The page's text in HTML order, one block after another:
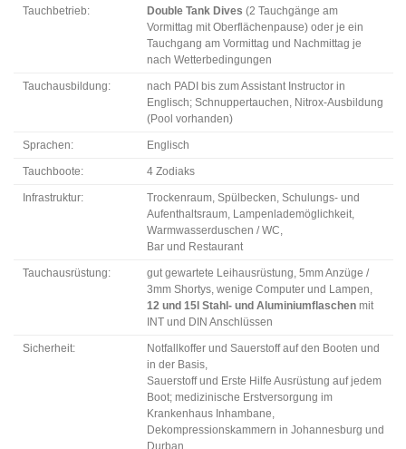
Tauchbetrieb: Double Tank Dives (2 Tauchgänge am
Vormittag mit Oberflächenpause) oder je ein
Tauchgang am Vormittag und Nachmittag je
nach Wetterbedingungen
Tauchausbildung:
nach PADI bis zum Assistant Instructor in
Englisch; Schnuppertauchen, Nitrox-Ausbildung
(Pool vorhanden)
Sprachen: Englisch
Tauchboote: 4 Zodiaks
Infrastruktur:
Trockenraum, Spülbecken, Schulungs- und
Aufenthaltsraum, Lampenlademöglichkeit,
Warmwasserduschen / WC,
Bar und Restaurant
Tauchausrüstung:
gut gewartete Leihausrüstung, 5mm Anzüge /
3mm Shortys, wenige Computer und Lampen,
12 und 15l Stahl- und Aluminiumflaschen mit
INT und DIN Anschlüssen
Sicherheit:
Notfallkoffer und Sauerstoff auf den Booten und
in der Basis,
Sauerstoff und Erste Hilfe Ausrüstung auf jedem
Boot; medizinische Erstversorgung im
Krankenhaus Inhambane,
Dekompressionskammern in Johannesburg und
Durban